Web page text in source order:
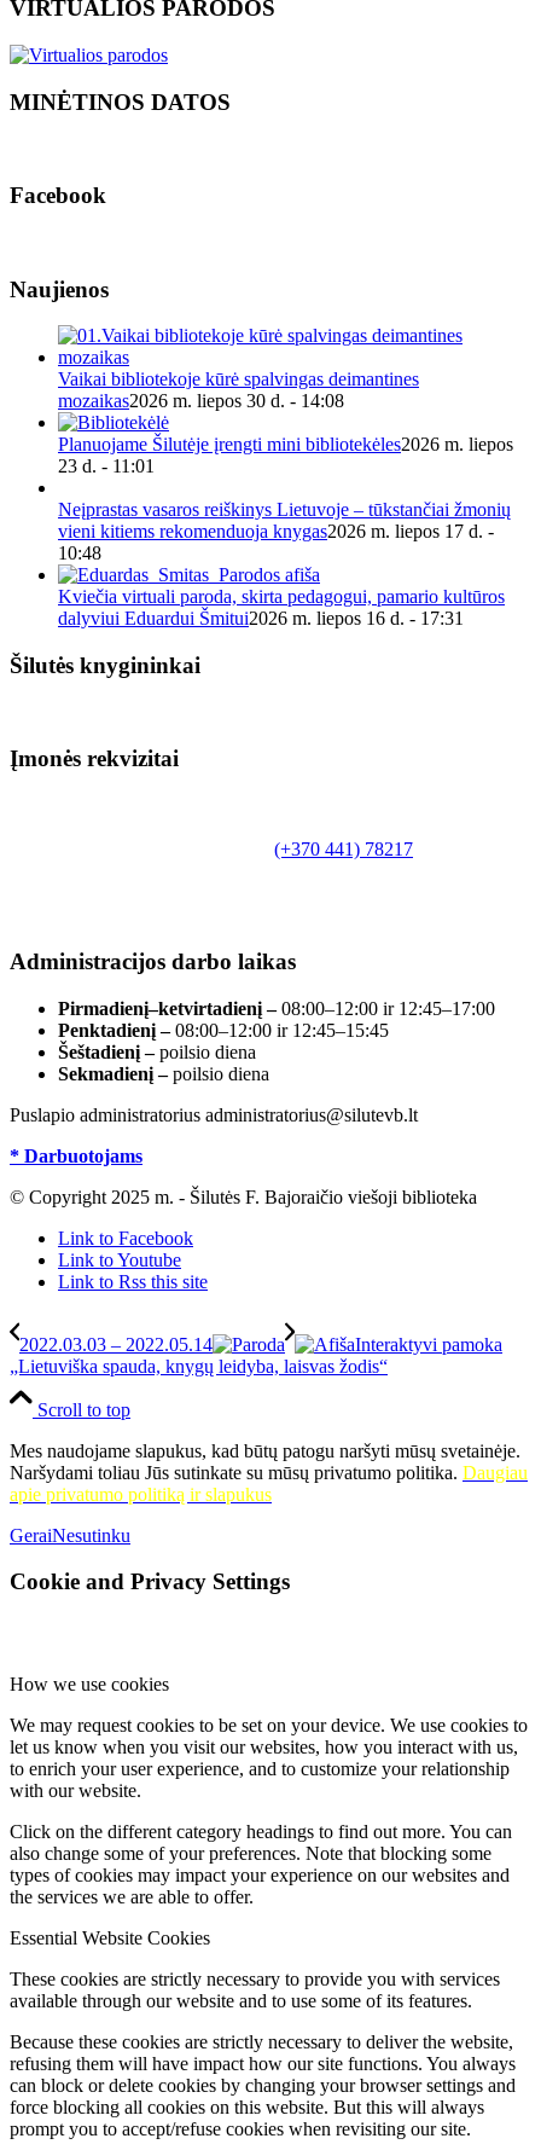
VIRTUALIOS PARODOS
MINĖTINOS DATOS
Facebook
Naujienos
Vaikai bibliotekoje kūrė spalvingas deimantines
mozaikas2026 m. liepos 30 d. - 14:08
Planuojame Šilutėje įrengti mini bibliotekėles2026 m. liepos
23 d. - 11:01
Neįprastas vasaros reiškinys Lietuvoje – tūkstančiai žmonių
vieni kitiems rekomenduoja knygas2026 m. liepos 17 d. -
10:48
Kviečia virtuali paroda, skirta pedagogui, pamario kultūros
dalyviui Eduardui Šmitui2026 m. liepos 16 d. - 17:31
Šilutės knygininkai
Įmonės rekvizitai
(+370 441) 78217
Administracijos darbo laikas
Pirmadienį–ketvirtadienį –08:00–12:00 ir 12:45–17:00
Penktadienį –08:00–12:00 ir 12:45–15:45
Šeštadienį –poilsio diena
Sekmadienį –poilsio diena
Puslapio administratorius administratorius@silutevb.lt
* Darbuotojams
© Copyright 2025 m. - Šilutės F. Bajoraičio viešoji biblioteka
Link to Facebook
Link to Youtube
Link to Rss this site
2022.03.03 – 2022.05.14
Interaktyvi pamoka
„Lietuviška spauda, knygų leidyba, laisvas žodis“
Scroll to top
Mes naudojame slapukus, kad būtų patogu naršyti mūsų svetainėje.
Naršydami toliau Jūs sutinkate su mūsų privatumo politika. Daugiau
apie privatumo politiką ir slapukus
GeraiNesutinku
Cookie and Privacy Settings
How we use cookies
We may request cookies to be set on your device. We use cookies to
let us know when you visit our websites, how you interact with us,
to enrich your user experience, and to customize your relationship
with our website.
Click on the different category headings to find out more. You can
also change some of your preferences. Note that blocking some
types of cookies may impact your experience on our websites and
the services we are able to offer.
Essential Website Cookies
These cookies are strictly necessary to provide you with services
available through our website and to use some of its features.
Because these cookies are strictly necessary to deliver the website,
refusing them will have impact how our site functions. You always
can block or delete cookies by changing your browser settings and
force blocking all cookies on this website. But this will always
prompt you to accept/refuse cookies when revisiting our site.